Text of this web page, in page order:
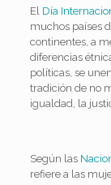
El Día
muchos países
continentes, a
diferencias
políticas, se
tradición de no
igualdad, la
Según las
refiere a las